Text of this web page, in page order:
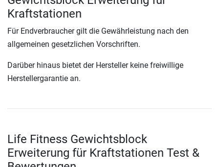
Kraftstationen
Für Endverbraucher gilt die Gewährleistung nach den
allgemeinen gesetzlichen Vorschriften.
Darüber hinaus bietet der Hersteller keine freiwillige
Herstellergarantie an.
Life Fitness Gewichtsblock
Erweiterung für Kraftstationen Test &